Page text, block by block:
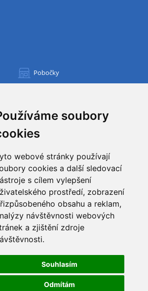
soubory
webové stránky používají
cookies a další sledovací
s cílem vylepšení
prostředí, zobrazení
obsahu a reklam,
návštěvnosti webových
a zjištění zdroje
Souhlasím
Odmítám
Pobočky
OTVÍRACÍ DOBA